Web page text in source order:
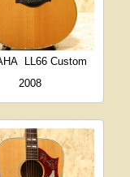
LL66 Custom
2008